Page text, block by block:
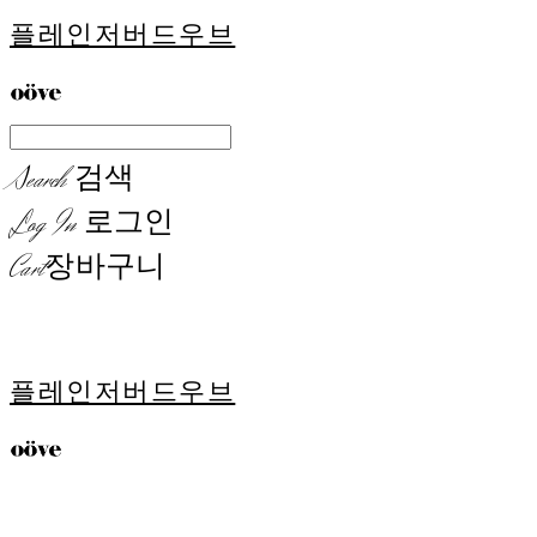
플레인저버드우브
Search검색
Log In 로그인
Cart장바구니
플레인저버드우브